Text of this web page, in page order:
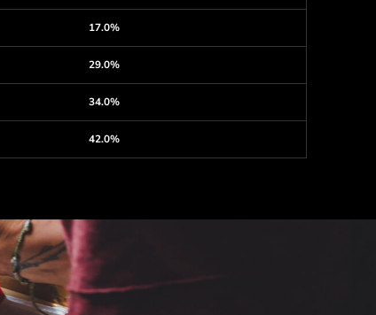
17.0%
29.0%
34.0%
42.0%